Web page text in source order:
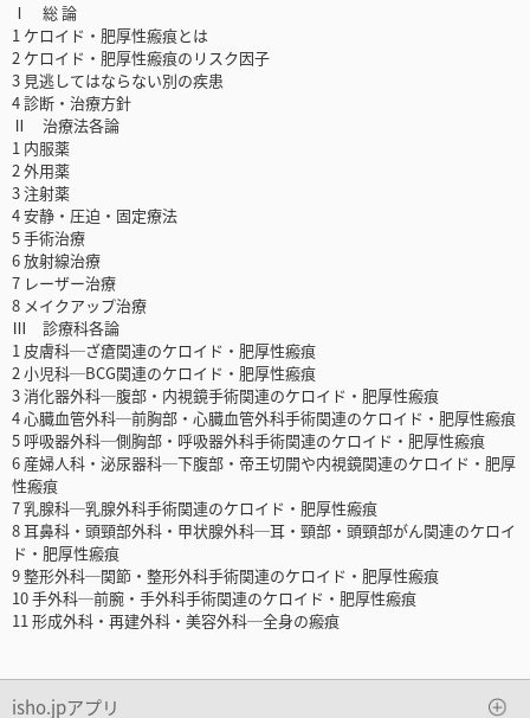
Ⅰ 総 論
1 ケロイド・肥厚性瘢痕とは
2 ケロイド・肥厚性瘢痕のリスク因子
3 見逃してはならない別の疾患
4 診断・治療方針
Ⅱ 治療法各論
1 内服薬
2 外用薬
3 注射薬
4 安静・圧迫・固定療法
5 手術治療
6 放射線治療
7 レーザー治療
8 メイクアップ治療
Ⅲ 診療科各論
1 皮膚科─ざ瘡関連のケロイド・肥厚性瘢痕
2 小児科─BCG関連のケロイド・肥厚性瘢痕
3 消化器外科─腹部・内視鏡手術関連のケロイド・肥厚性瘢痕
4 心臓血管外科─前胸部・心臓血管外科手術関連のケロイド・肥厚性瘢痕
5 呼吸器外科─側胸部・呼吸器外科手術関連のケロイド・肥厚性瘢痕
6 産婦人科・泌尿器科─下腹部・帝王切開や内視鏡関連のケロイド・肥厚
性瘢痕
7 乳腺科─乳腺外科手術関連のケロイド・肥厚性瘢痕
8 耳鼻科・頭頸部外科・甲状腺外科─耳・頸部・頭頸部がん関連のケロイ
ド・肥厚性瘢痕
9 整形外科─関節・整形外科手術関連のケロイド・肥厚性瘢痕
10 手外科─前腕・手外科手術関連のケロイド・肥厚性瘢痕
11 形成外科・再建外科・美容外科─全身の瘢痕
isho.jpアプリ